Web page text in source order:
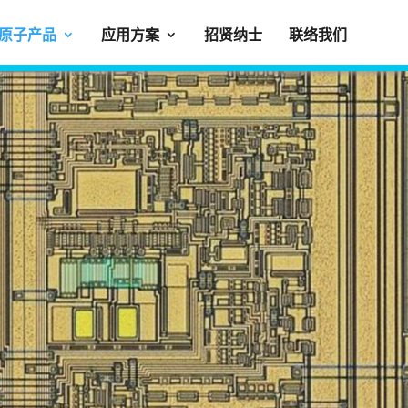
子产品 应用方案 招贤纳士 联络我们